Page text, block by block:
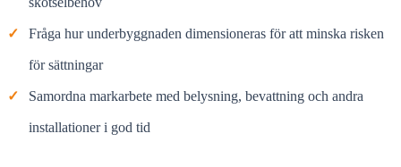
✓ Fråga hur underbyggnaden dimensioneras för att minska risken
för sättningar
✓ Samordna markarbete med belysning, bevattning och andra
installationer i god tid